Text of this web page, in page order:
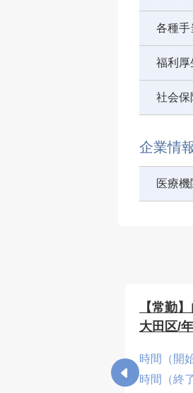
各種手
福利厚
社会保
企業情
医療機
【常勤
大田区/
時間（開始
時間（終了